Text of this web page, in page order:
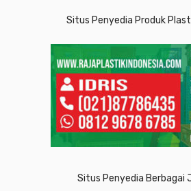
Situs Penyedia Produk
Situs Penyedia Berbagai